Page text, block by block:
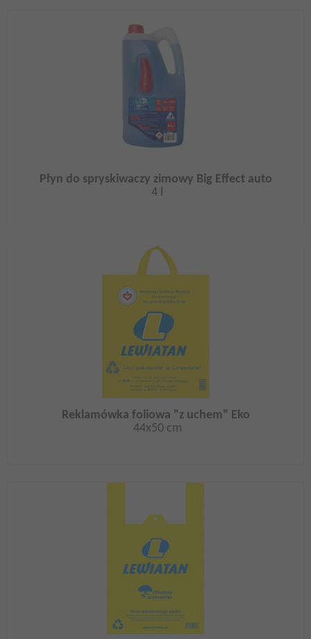
Płyn do spryskiwaczy zimowy Big Effect auto
4 l
Reklamówka foliowa "z uchem" Eko
44x50 cm